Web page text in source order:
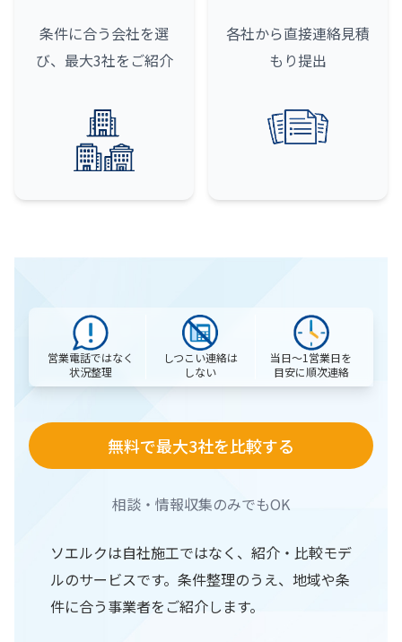
条件に合う会社を選
び、最大3社をご紹介
各社から直接連絡見積
もり提出
営業電話ではなく
状況整理
しつこい連絡は
しない
当日〜1営業日を
目安に順次連絡
無料で最大3社を比較する
相談・情報収集のみでもOK
ソエルクは自社施工ではなく、紹介・比較モデ
ルのサービスです。条件整理のうえ、地域や条
件に合う事業者をご紹介します。